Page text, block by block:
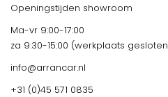
Openingstijden showroom
Ma-vr 9:00-17:00
za 9:30-15:00 (werkplaats
info@arrancar.nl
+31 (0)45 571 0835